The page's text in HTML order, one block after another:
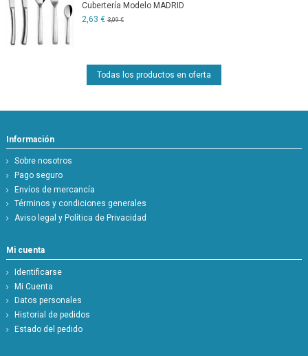
Cubertería Modelo MADRID
2,63 € 3,09 €
Todas los productos en oferta
Información
Sobre nosotros
Pago seguro
Envíos de mercancía
Términos y condiciones generales
Aviso legal y Política de Privacidad
Mi cuenta
Identificarse
Mi Cuenta
Datos personales
Historial de pedidos
Estado del pedido